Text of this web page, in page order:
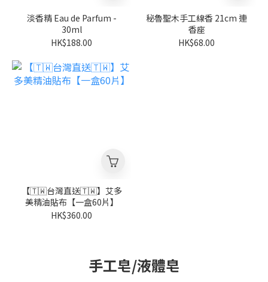
淡香精 Eau de Parfum -
30ml
HK$188.00
秘魯聖木手工線香 21cm 連
香座
HK$68.00
【🇹🇼台灣直送🇹🇼】艾多
美精油貼布【一盒60片】
HK$360.00
手工皂/液體皂